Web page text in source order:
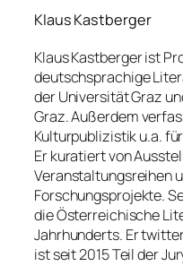
Klaus Kastberger
Klaus Kastberger ist
deutschsprachige
der Universität Graz
Graz. Außerdem
Kulturpublizistik u.a. für
Er kuratiert von
Veranstaltungsreihen
Forschungsprojekte.
die Österreichische
Jahrhunderts. Er
ist seit 2015 Teil der